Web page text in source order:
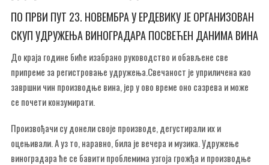
ПО ПРВИ ПУТ 23. НОВЕМБРА У ЕРДЕВИКУ ЈЕ ОРГАНИЗОВАН
СКУП УДРУЖЕЊА ВИНОГРАДАРА ПОСВЕЋЕН ДАНИМА ВИНА
До краја године биће изабрано руководство и обављене све
припреме за регистровање удружења.Свечаност је уприличена као
завршни чин производње вина, јер у ово време оно сазрева и може
се почети конзумирати.
Произвођачи су донели своје производе, дегустирали их и
оцењивали. А уз то, наравно, била је вечера и музика. Удружење
виноградара ће се бавити проблемима узгоја грожђа и производње